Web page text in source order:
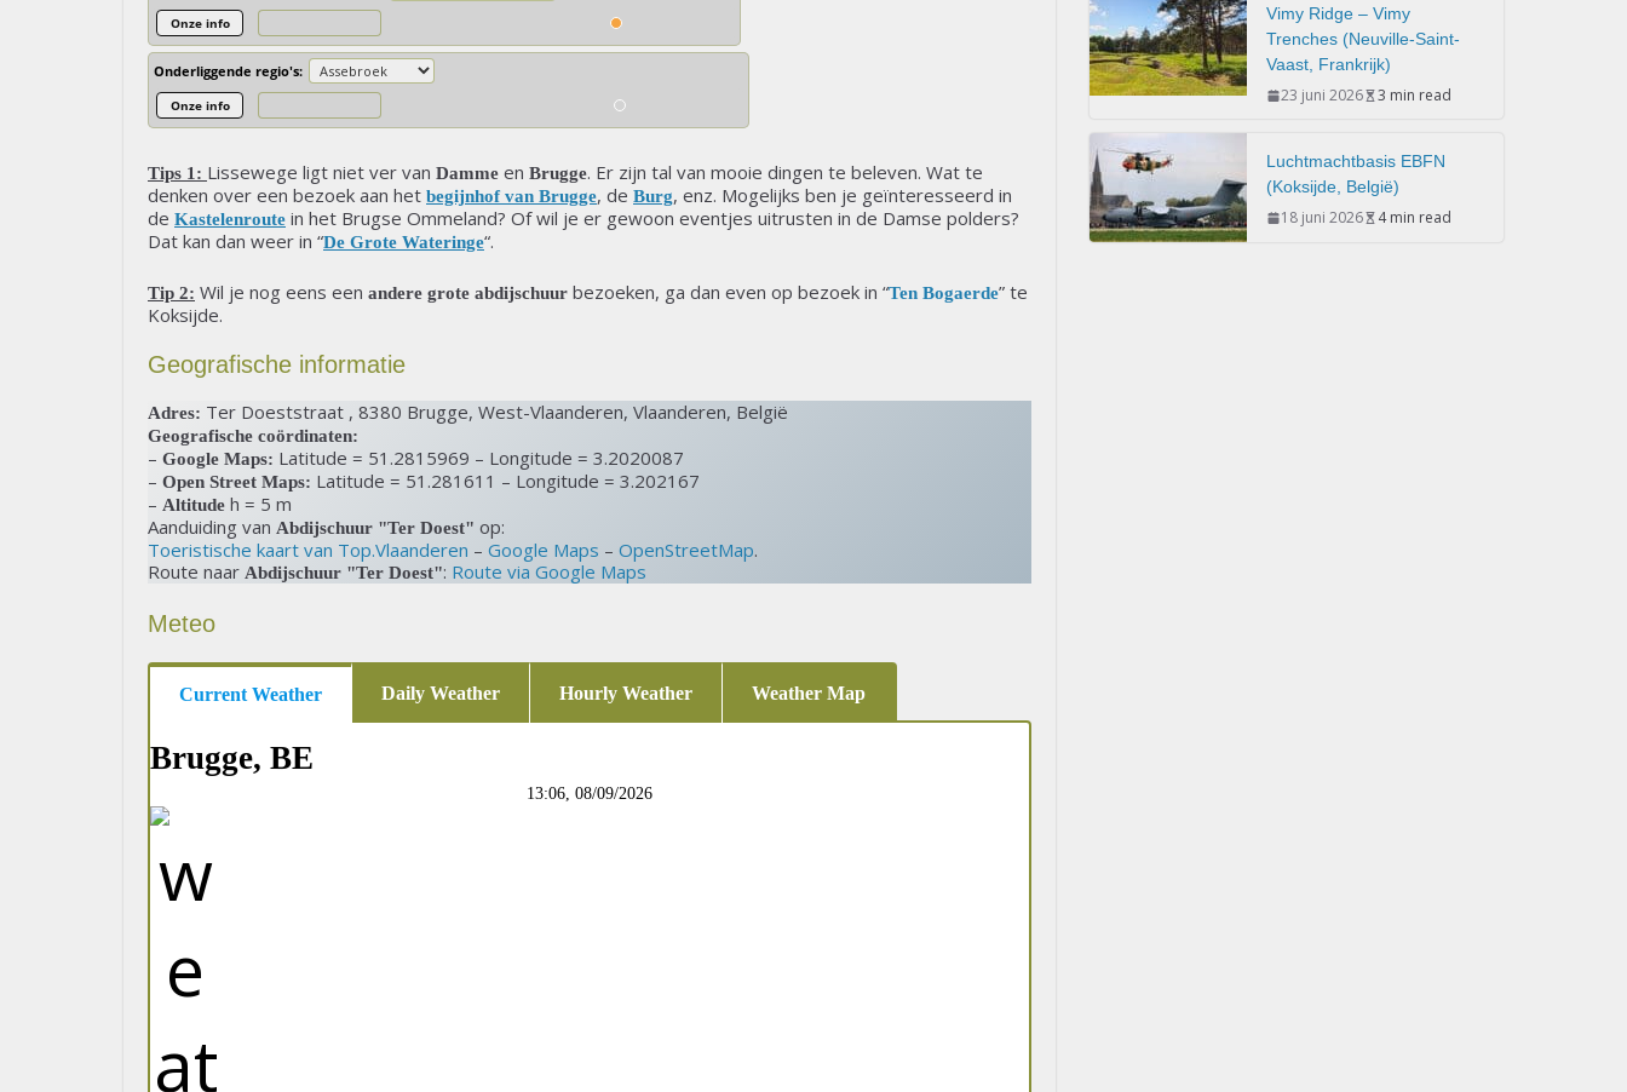
Onze info
Onderliggende regio's:
Onze info
Tips 1: Lissewege ligt niet ver van Damme en Brugge. Er zijn tal van mooie dingen te beleven. Wat te
denken over een bezoek aan het begijnhof van Brugge, de Burg, enz. Mogelijks ben je geïnteresseerd in
de Kastelenroute in het Brugse Ommeland? Of wil je er gewoon eventjes uitrusten in de Damse polders?
Dat kan dan weer in “De Grote Wateringe“.
Tip 2: Wil je nog eens een andere grote abdijschuur bezoeken, ga dan even op bezoek in “Ten Bogaerde” te
Koksijde.
Geografische informatie
Adres: Ter Doeststraat , 8380 Brugge, West-Vlaanderen, Vlaanderen, België
Geografische coördinaten:
– Google Maps: Latitude = 51.2815969 – Longitude = 3.2020087
– Open Street Maps: Latitude = 51.281611 – Longitude = 3.202167
– Altitude h = 5 m
Aanduiding van Abdijschuur "Ter Doest" op:
Toeristische kaart van Top.Vlaanderen – Google Maps – OpenStreetMap.
Route naar Abdijschuur "Ter Doest": Route via Google Maps
Meteo
Current Weather Daily Weather Hourly Weather Weather Map
Brugge, BE
13:06, 08/09/2026
Vimy Ridge – Vimy
Trenches (Neuville-Saint-
Vaast, Frankrijk)
23 juni 2026 3 min read
Luchtmachtbasis EBFN
(Koksijde, België)
18 juni 2026 4 min read